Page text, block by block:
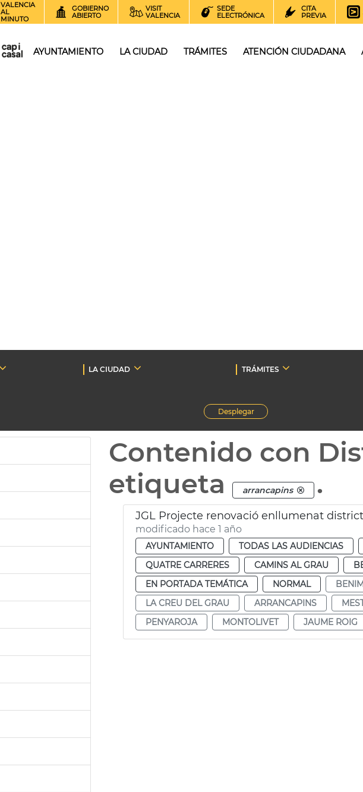
VALENCIA
AL
MINUTO
GOBIERNO
ABIERTO
VISIT
VALENCIA
SEDE
ELECTRÓNICA
CITA
PREVIA
AYUNTAMIENTO LA CIUDAD TRÁMITES ATENCIÓN CIUDADANA
LA CIUDAD TRÁMITES
Desplegar
Contenido con
etiqueta
arrancapins .
JGL Projecte renovació enllumenat
modificado hace 1 año
AYUNTAMIENTO TODAS LAS AUDIENCIAS
QUATRE CARRERES
CAMINS AL GRAU
EN PORTADA TEMÁTICA
NORMAL
LA CREU DEL GRAU
ARRANCAPINS
PENYAROJA
MONTOLIVET JAUME ROIG